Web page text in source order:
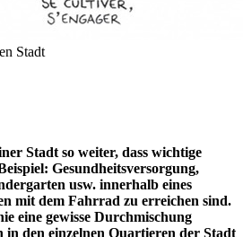
Stadt
Stadt so weiter, dass wichtige
Gesundheitsversorgung,
usw. innerhalb eines
mit dem Fahrrad zu erreichen sind.
eine gewisse Durchmischung
in den einzelnen Quartieren der Stadt